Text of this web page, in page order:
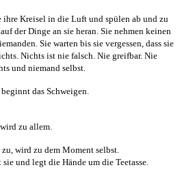
Kreisel in die Luft und spülen ab und zu
der Dinge an sie heran. Sie nehmen keinen
Sie warten bis sie vergessen, dass sie
Nichts ist nie falsch. Nie greifbar. Nie
und niemand selbst.
das Schweigen.
zu allem.
wird zu dem Moment selbst.
und legt die Hände um die Teetasse.